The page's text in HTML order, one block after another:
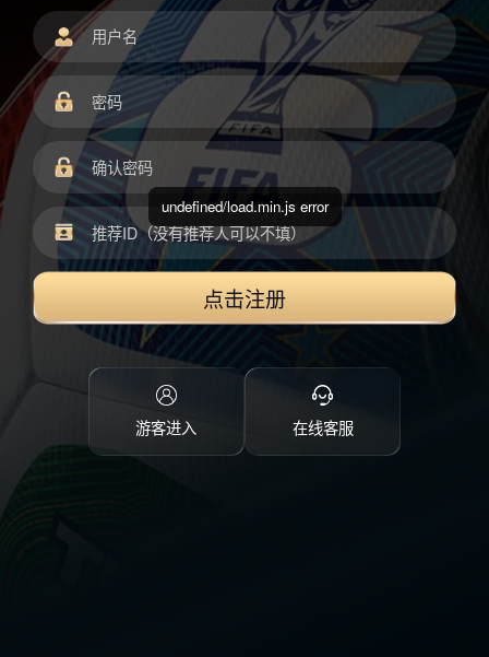
点击注册
游客进入 在线客服
undefined/load.min.js error